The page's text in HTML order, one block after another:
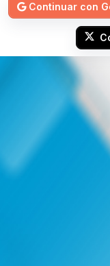
Continuar con